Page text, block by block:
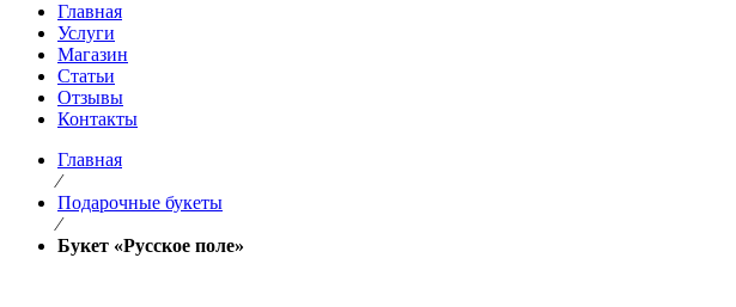
Главная
Услуги
Магазин
Статьи
Отзывы
Контакты
Главная
⁄
Подарочные букеты
⁄
Букет «Русское поле»